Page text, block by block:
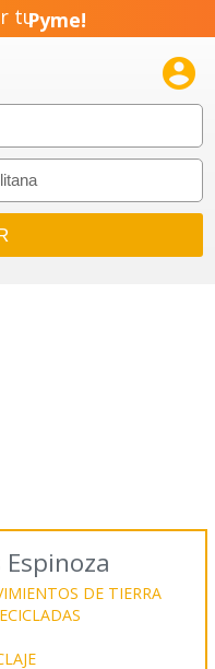
tuPyme!
Emprendimiento!

DE TIERRA